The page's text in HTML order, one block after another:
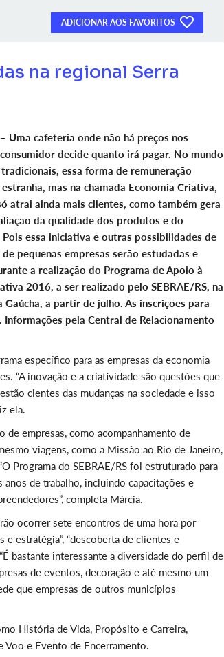
ADICIONAR AOS FAVORITOS
na regional Serra
Uma cafeteria onde não há preços nos
decide quanto irá pagar. No mundo
essa forma de remuneração
mas na chamada Economia Criativa,
atrai ainda mais clientes, como também gera
da qualidade dos produtos e do
essa iniciativa e outras possibilidades de
pequenas empresas serão estudadas e
a realização do Programa de Apoio à
2016, a ser realizado pelo SEBRAE/RS, na
Gaúcha, a partir de julho. As inscrições para
pela Central de Relacionamento
específico para as empresas da economia
“A inovação e a criatividade são questões que
cientes das mudanças na sociedade e isso
ela.
empresas, como acompanhamento de
viagens, como a Missão ao Rio de Janeiro,
Programa do SEBRAE/RS foi estruturado para
anos de trabalho, incluindo capacitações e
completa Márcia.
ocorrer sete encontros de uma hora por
estratégia”, “descoberta de clientes e
“É bastante interessante a diversidade do perfil de
de eventos, decoração e até mesmo um
que empresas de outros municípios
História de Vida, Propósito e Carreira,
e Evento de Encerramento.